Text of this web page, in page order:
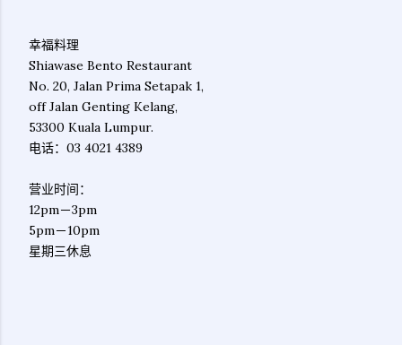
幸福料理
Shiawase Bento Restaurant
No. 20, Jalan Prima Setapak 1,
off Jalan Genting Kelang,
53300 Kuala Lumpur.
电话：03 4021 4389
营业时间：
12pm－3pm
5pm－10pm
星期三休息